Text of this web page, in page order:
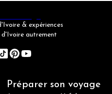
& expériences
autrement
Préparer son voyage